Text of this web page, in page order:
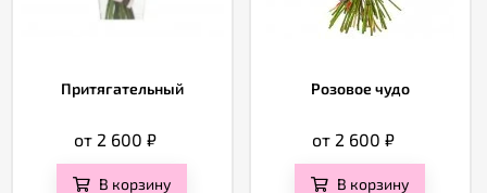
Притягательный
от 2 600₽
В корзину
Розовое чудо
от 2 600₽
В корзину